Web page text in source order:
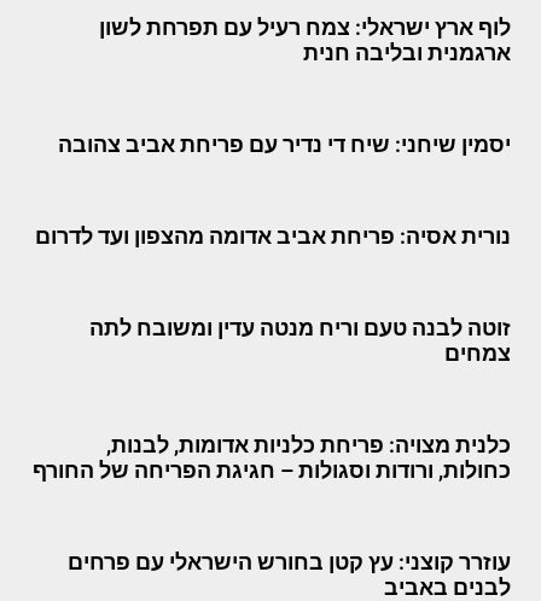
לוף ארץ ישראלי: צמח רעיל עם תפרחת לשון
ארגמנית ובליבה חנית
יסמין שיחני: שיח די נדיר עם פריחת אביב צהובה
נורית אסיה: פריחת אביב אדומה מהצפון ועד לדרום
זוטה לבנה טעם וריח מנטה עדין ומשובח לתה
צמחים
כלנית מצויה: פריחת כלניות אדומות, לבנות,
כחולות, ורודות וסגולות – חגיגת הפריחה של החורף
עוזרר קוצני: עץ קטן בחורש הישראלי עם פרחים
לבנים באביב